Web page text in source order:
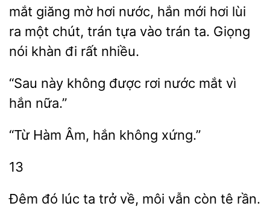
mắt giăng mờ hơi nước, hắn mới hơi lùi
ra một chút, trán tựa
trán
Giọng
nói khàn đi rất nhiều.
“Sau này rơi
mắt vì
hắn nữa.”
“Từ hắn xứng.”
13
Đêm đó lúc ta trở về,
vẫn còn tê rần.